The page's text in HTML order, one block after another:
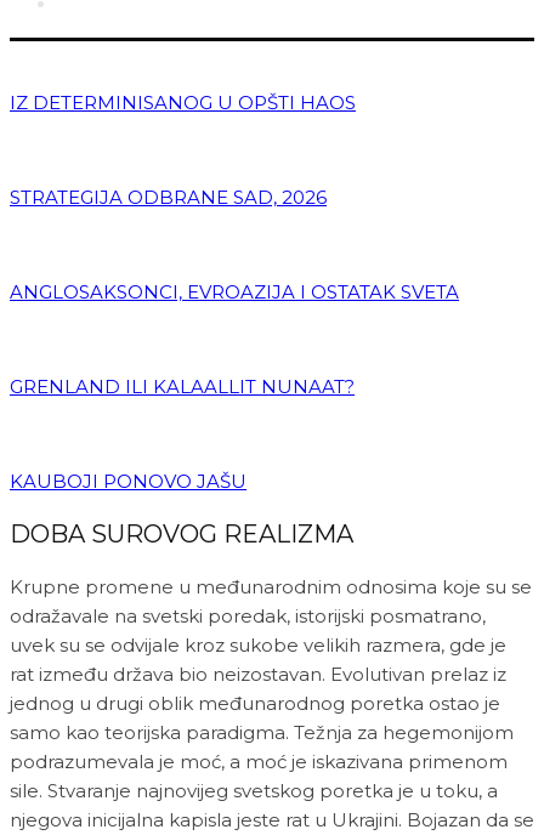
IZ DETERMINISANOG U OPŠTI HAOS
STRATEGIJA ODBRANE SAD, 2026
ANGLOSAKSONCI, EVROAZIJA I OSTATAK SVETA
GRENLAND ILI KALAALLIT NUNAAT?
KAUBOJI PONOVO JAŠU
DOBA SUROVOG REALIZMA
Krupne promene u međunarodnim odnosima koje su se
odražavale na svetski poredak, istorijski posmatrano,
uvek su se odvijale kroz sukobe velikih razmera, gde je
rat između država bio neizostavan. Evolutivan prelaz iz
jednog u drugi oblik međunarodnog poretka ostao je
samo kao teorijska paradigma. Težnja za hegemonijom
podrazumevala je moć, a moć je iskazivana primenom
sile. Stvaranje najnovijeg svetskog poretka je u toku, a
njegova inicijalna kapisla jeste rat u Ukrajini. Bojazan da se